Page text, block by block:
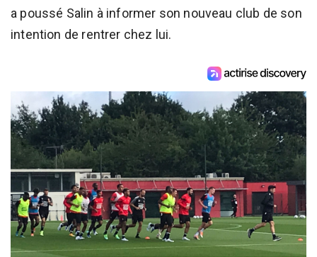
a poussé Salin à informer son nouveau club de son
intention de rentrer chez lui.